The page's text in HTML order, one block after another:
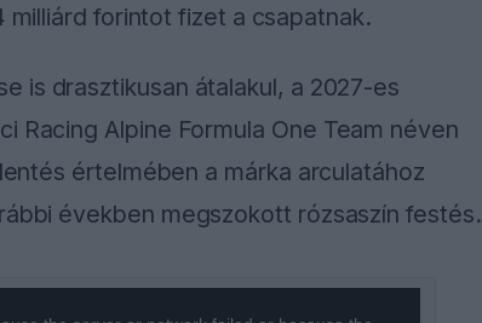
forintot fizet a csapatnak.
is drasztikusan átalakul, a 2027-es
Racing Alpine Formula One Team néven
értelmében a márka arculatához
években megszokott rózsaszín festés.